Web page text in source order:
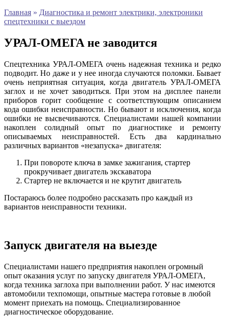
Главная » Диагностика и ремонт электрики, электроники
спецтехники с выездом
УРАЛ-ОМЕГА не заводится
Спецтехника УРАЛ-ОМЕГА очень надежная техника и редко
подводит. Но даже и у нее иногда случаются поломки. Бывает
очень неприятная ситуация, когда двигатель УРАЛ-ОМЕГА
заглох и не хочет заводиться. При этом на дисплее панели
приборов горит сообщение с соответствующим описанием
кода ошибки неисправности. Но бывают и исключения, когда
ошибки не высвечиваются. Специалистами нашей компании
накоплен солидный опыт по диагностике и ремонту
описываемых неисправностей. Есть два кардинально
различных вариантов «незапуска» двигателя:
При повороте ключа в замке зажигания, стартер
прокручивает двигатель экскаватора
Стартер не включается и не крутит двигатель
Постараюсь более подробно рассказать про каждый из
вариантов неисправности техники.
Запуск двигателя на выезде
Специалистами нашего предприятия накоплен огромный
опыт оказания услуг по запуску двигателя УРАЛ-ОМЕГА,
когда техника заглоха при выполнении работ. У нас имеются
автомобили техпомощи, опытные мастера готовые в любой
момент приехать на помощь. Специализированное
диагностическое оборудование.